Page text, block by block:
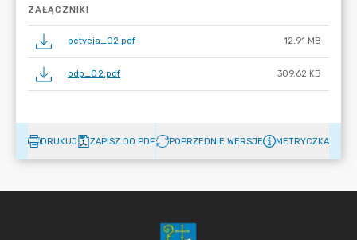
ZAŁĄCZNIKI
petycja_02.pdf 12.91 MB
odp_02.pdf 309.62 KB
DRUKUJ ZAPISZ DO PDF POPRZEDNIE WERSJE METRYCZKA